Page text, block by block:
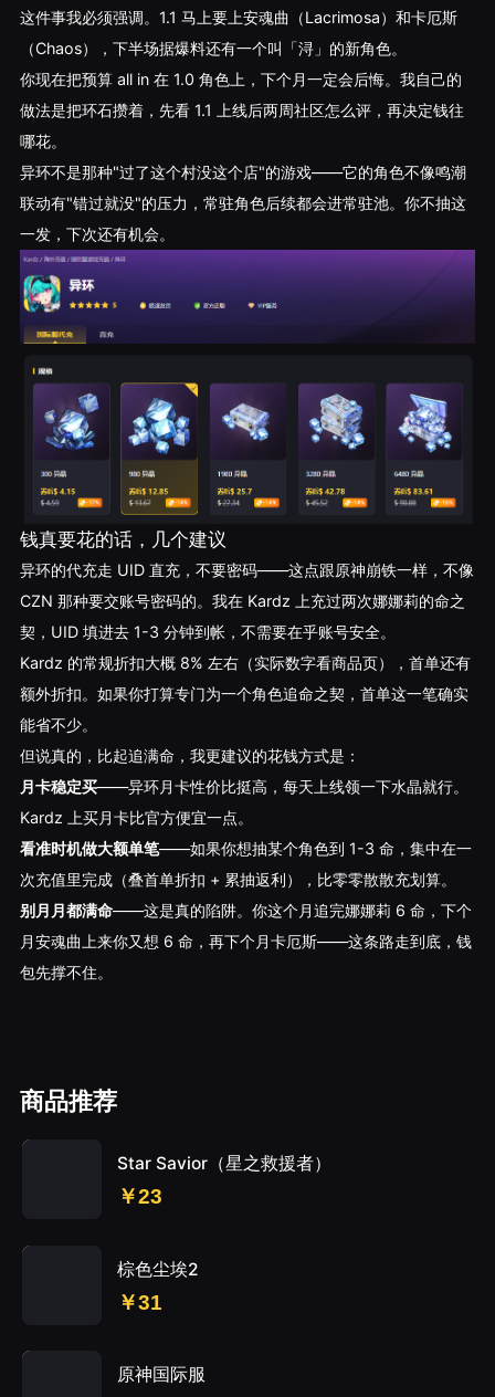
这件事我必须强调。1.1 马上要上安魂曲（Lacrimosa）和卡厄斯
（Chaos），下半场据爆料还有一个叫「浔」的新角色。
你现在把预算 all in 在 1.0 角色上，下个月一定会后悔。我自己的
做法是把环石攒着，先看 1.1 上线后两周社区怎么评，再决定钱往
哪花。
异环不是那种"过了这个村没这个店"的游戏——它的角色不像鸣潮
联动有"错过就没"的压力，常驻角色后续都会进常驻池。你不抽这
一发，下次还有机会。
钱真要花的话，几个建议
异环的代充走 UID 直充，不要密码——这点跟原神崩铁一样，不像
CZN 那种要交账号密码的。我在 Kardz 上充过两次娜娜莉的命之
契，UID 填进去 1-3 分钟到帐，不需要在乎账号安全。
Kardz 的常规折扣大概 8% 左右（实际数字看商品页），首单还有
额外折扣。如果你打算专门为一个角色追命之契，首单这一笔确实
能省不少。
但说真的，比起追满命，我更建议的花钱方式是：
月卡稳定买——异环月卡性价比挺高，每天上线领一下水晶就行。
Kardz 上买月卡比官方便宜一点。
看准时机做大额单笔——如果你想抽某个角色到 1-3 命，集中在一
次充值里完成（叠首单折扣 + 累抽返利），比零零散散充划算。
别月月都满命——这是真的陷阱。你这个月追完娜娜莉 6 命，下个
月安魂曲上来你又想 6 命，再下个月卡厄斯——这条路走到底，钱
包先撑不住。
商品推荐
Star Savior（星之救援者）
￥23
棕色尘埃2
￥31
原神国际服